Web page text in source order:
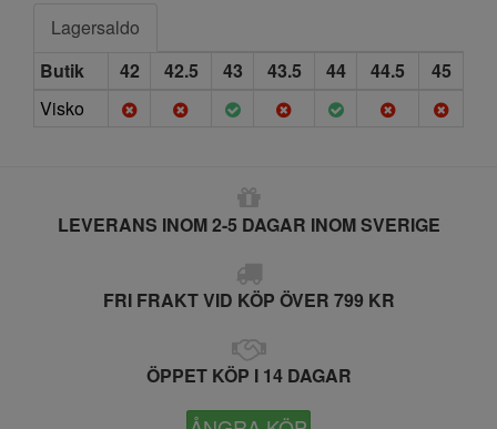
Lagersaldo
Butik
42 42.5 43 43.5 44 44.5
45
Visko
LEVERANS INOM 2-5 DAGAR INOM SVERIGE
FRI FRAKT VID KÖP ÖVER 799 KR
ÖPPET KÖP I 14 DAGAR